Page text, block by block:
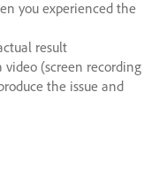
you experienced the
result
(screen recording
the issue and